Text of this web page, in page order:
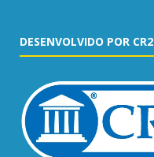
DESENVOLVIDO POR CR2